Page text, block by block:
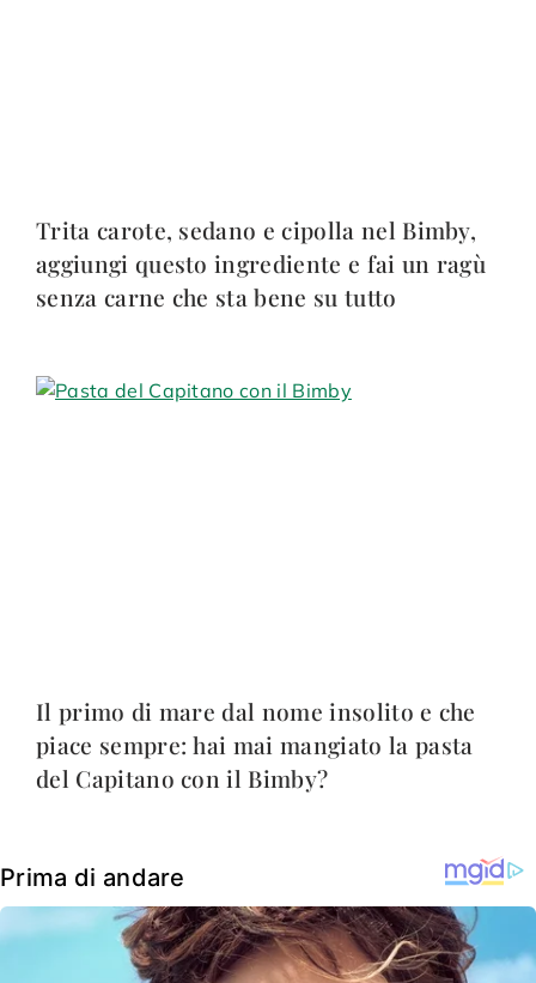
Trita carote, sedano e cipolla nel Bimby,
aggiungi questo ingrediente e fai un ragù
senza carne che sta bene su tutto
Il primo di mare dal nome insolito e che
piace sempre: hai mai mangiato la pasta
del Capitano con il Bimby?
Prima di andare